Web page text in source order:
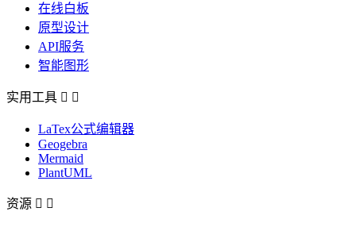
在线白板
原型设计
API服务
智能图形
实用工具  
LaTex公式编辑器
Geogebra
Mermaid
PlantUML
资源  